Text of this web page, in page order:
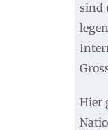
sind
Hier